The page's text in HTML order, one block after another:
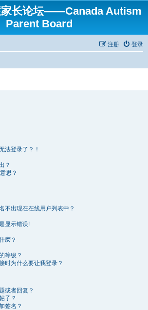
家长论坛——Canada Autism
Parent Board
登录
注册
法登录了？！
？
思？
不出现在在线用户列表中？
显示错误!
麽？
等级？
时为什么要让我登录？
或者回复？
子？
签名？